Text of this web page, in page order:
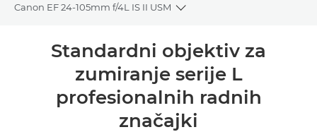
Canon EF 24-105mm f/4L IS II USM
Toggle breadcrumbs
Tehnički podaci
Standardni objektiv za
zumiranje serije L
profesionalnih radnih
značajki